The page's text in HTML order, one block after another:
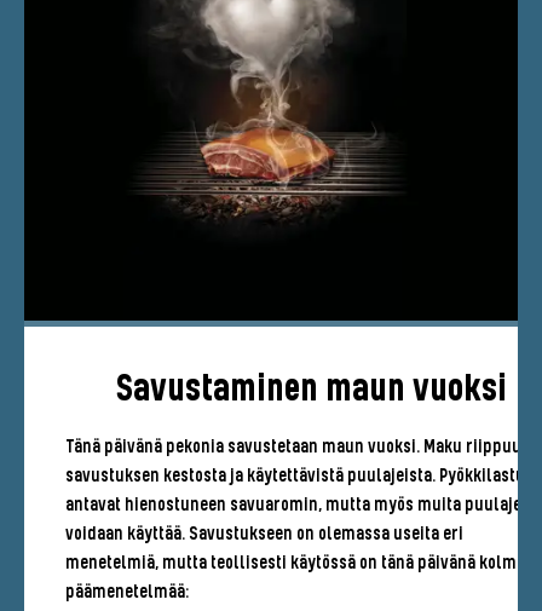
Savustaminen maun vuoksi
Tänä päivänä pekonia savustetaan maun vuoksi. Maku riippuu
savustuksen kestosta ja käytettävistä puulajeista. Pyökkilastut
antavat hienostuneen savuaromin, mutta myös muita puulajeja
voidaan käyttää. Savustukseen on olemassa useita eri
menetelmiä, mutta teollisesti käytössä on tänä päivänä kolme
päämenetelmää: